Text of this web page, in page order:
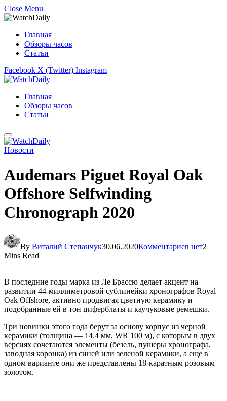
Close Menu
Главная
Обзоры часов
Статьи
Facebook X (Twitter) Instagram
Главная
Обзоры часов
Статьи
Новости
Audemars Piguet Royal Oak
Offshore Selfwinding
Chronograph 2020
By Виталий Степанчук30.06.2020Комментариев нет2
Mins Read
В последние годы марка из Ле Брассю делает акцент на
развитии 44-миллиметровой сублинейки хронографов Royal
Oak Offshore, активно продвигая цветную керамику и
подобранные ей в тон циферблаты и каучуковые ремешки.
Три новинки этого года берут за основу корпус из черной
керамики (толщина — 14.4 мм, WR 100 м), с которым в двух
версиях сочетаются элементы (безель, пушеры хронографа,
заводная коронка) из синей или зеленой керамики, а еще в
одном варианте они же представлены 18-каратным розовым
золотом.